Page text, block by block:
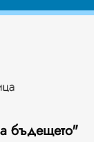
бъдещето"